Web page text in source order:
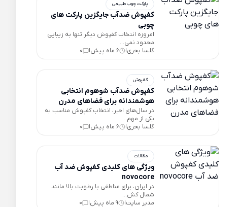
پارکت چوب طبیعی
کفپوش ضدآب جایگزین پارکت های
چوبی
امروزه انتخاب کفپوش دیگر تنها به زیبایی
محدود نمی...
گلسا بحری| 6 ماه پیش |
0
کفپوش
کفپوش ضدآب شوهوم انتخابی
هوشمندانه برای فضاهای مدرن
در سال‌های اخیر، انتخاب کفپوش مناسب به
یکی از مهم...
گلسا بحری| 6 ماه پیش |
0
مقالات
ویژگی های کلیدی کفپوش ضد آب
novocore
در ایران، برای مناطقی با رطوبت بالا مانند
شمال کش...
مدیر سایت| 9 ماه پیش |
0